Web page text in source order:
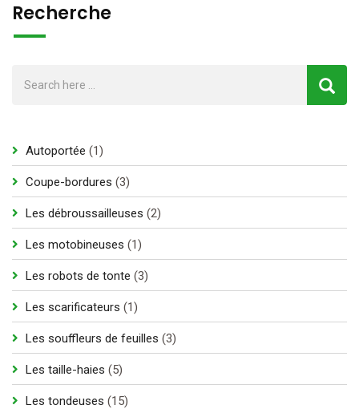
Recherche
Autoportée 11
Coupe-bordures 33
Les débroussailleuses 22
Les motobineuses 11
Les robots de tonte 33
Les scarificateurs 11
Les souffleurs de feuilles 33
Les taille-haies 55
Les tondeuses 1515